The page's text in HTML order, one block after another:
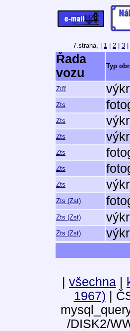
7.strana,
1 2 3
Řada
vozu
Typ
Ztff
Zts
Zts
Zts
Zts
Zts
Zts
Zts (Zst)
Zts (Zst)
Zts (Zst)
všechna
1967) |
/DISK2/